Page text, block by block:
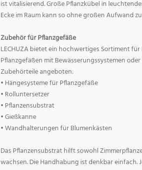
ist vitalisierend. Große Pflanzkübel in
Ecke im Raum kann so ohne großen Aufwand
Zubehör für Pflanzgefäße
LECHUZA bietet ein hochwertiges Sortiment
Pflanzgefäßen mit Bewässerungssystemen
Zubehörteile angeboten:
• Hängesysteme für Pflanzgefäße
• Rolluntersetzer
• Pflanzensubstrat
• Gießkanne
• Wandhalterungen für Blumenkästen
Das Pflanzensubstrat hilft sowohl
wachsen. Die Handhabung ist denkbar einfach.